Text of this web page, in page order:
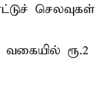
செலவுகள்
வகையில் ரூ.2